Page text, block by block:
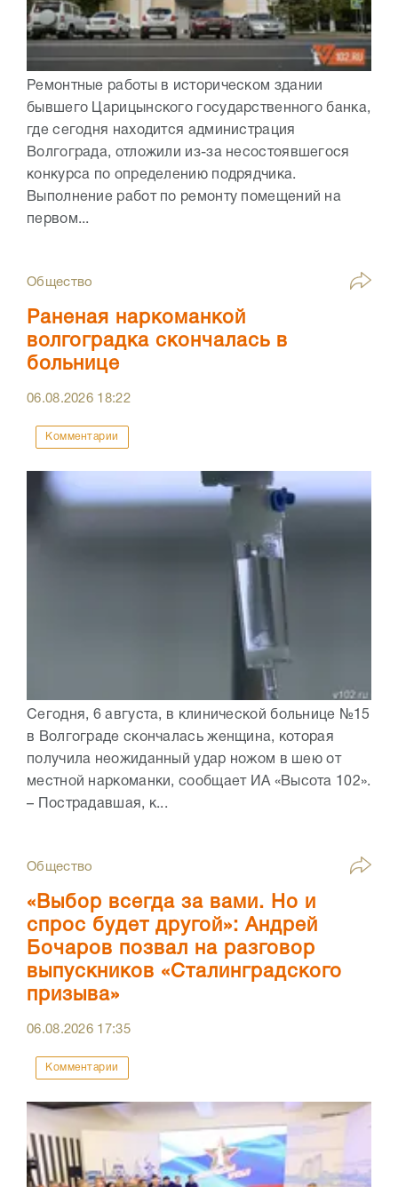
Ремонтные работы в историческом здании
бывшего Царицынского государственного банка,
где сегодня находится администрация
Волгограда, отложили из-за несостоявшегося
конкурса по определению подрядчика.
Выполнение работ по ремонту помещений на
первом...
Общество
Раненая наркоманкой
волгоградка скончалась в
больнице
06.08.2026 18:22
Комментарии
Сегодня, 6 августа, в клинической больнице №15
в Волгограде скончалась женщина, которая
получила неожиданный удар ножом в шею от
местной наркоманки, сообщает ИА «Высота 102».
– Пострадавшая, к...
Общество
«Выбор всегда за вами. Но и
спрос будет другой»: Андрей
Бочаров позвал на разговор
выпускников «Сталинградского
призыва»
06.08.2026 17:35
Комментарии